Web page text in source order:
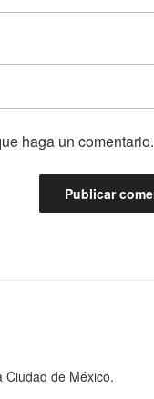
haga un comentario.
Ciudad de México.